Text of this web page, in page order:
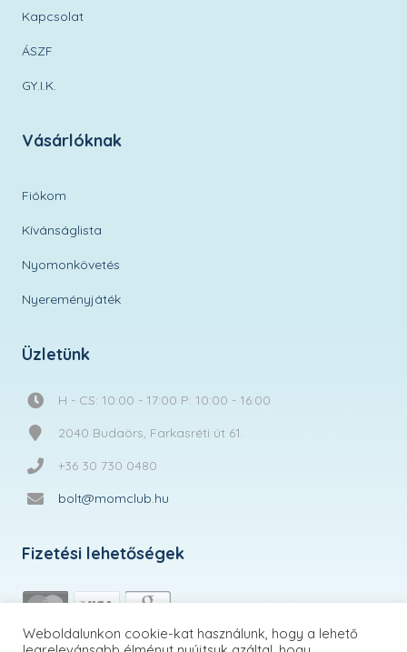
Kapcsolat
ÁSZF
GY.I.K.
Vásárlóknak
Fiókom
Kívánságlista
Nyomonkövetés
Nyereményjáték
Üzletünk
H - CS: 10:00 - 17:00 P: 10:00 - 16:00
2040 Budaörs, Farkasréti út 61.
+36 30 730 0480
bolt@momclub.hu
Fizetési lehetőségek
Weboldalunkon cookie-kat használunk, hogy a lehető